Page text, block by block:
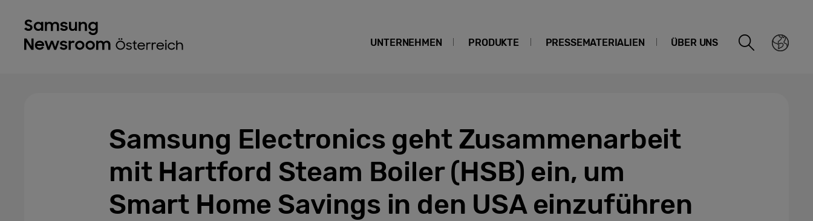
UNTERNEHMEN PRODUKTE PRESSEMATERIALIEN ÜBER UNS
Samsung Electronics geht Zusammenarbeit
mit Hartford Steam Boiler (HSB) ein, um
Smart Home Savings in den USA einzuführen